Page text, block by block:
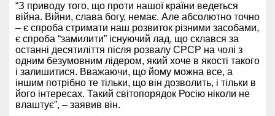
“З приводу того, що проти нашої країни ведеться
війна. Війни, слава богу, немає. Але абсолютно точно
– є спроба стримати наш розвиток різними засобами,
є спроба “замилити” існуючий лад, що склався за
останні десятиліття після розвалу СРСР на чолі з
одним безумовним лідером, який хоче в якості такого
і залишитися. Вважаючи, що йому можна все, а
іншим потрібно те тільки, що він дозволить, і тільки в
його інтересах. Такий світопорядок Росію ніколи не
влаштує”, – заявив він.